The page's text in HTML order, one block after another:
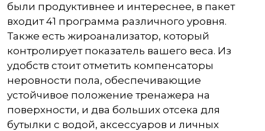
были продуктивнее и интереснее, в пакет
входит 41 программа различного уровня.
Также есть жироанализатор, который
контролирует показатель вашего веса. Из
удобств стоит отметить компенсаторы
неровности пола, обеспечивающие
устойчивое положение тренажера на
поверхности, и два больших отсека для
бутылки с водой, аксессуаров и личных